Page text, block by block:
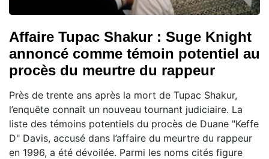
Affaire Tupac Shakur : Suge Knight
annoncé comme témoin potentiel au
procès du meurtre du rappeur
Près de trente ans après la mort de Tupac Shakur,
l’enquête connaît un nouveau tournant judiciaire. La
liste des témoins potentiels du procès de Duane "Keffe
D" Davis, accusé dans l’affaire du meurtre du rappeur
en 1996, a été dévoilée. Parmi les noms cités figure